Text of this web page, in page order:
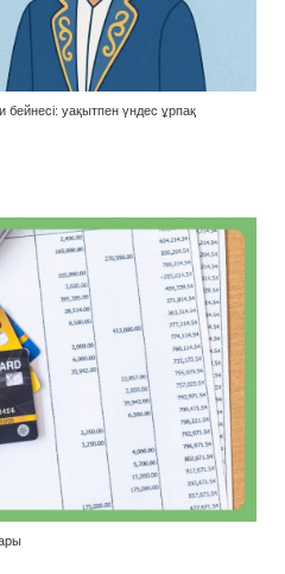
уақытпен үндес ұрпақ